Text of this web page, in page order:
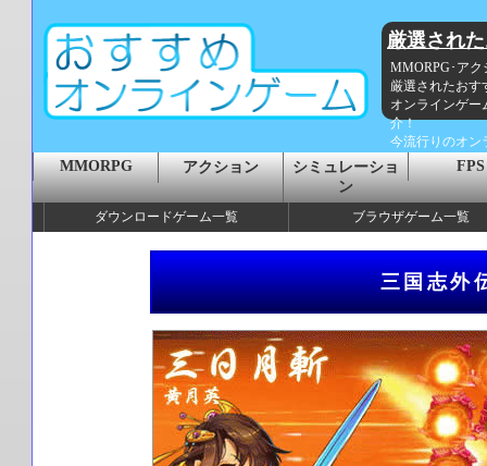
厳選され
MMORPG･アク
厳選されたおす
オンラインゲー
介！
今流行りのオン
MMORPG アクション
シミュレーショ
ン
FPS
ダウンロードゲーム一覧 ブラウザゲーム一覧
三国志外